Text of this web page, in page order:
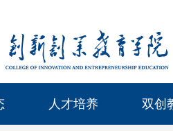
人才培养 双创